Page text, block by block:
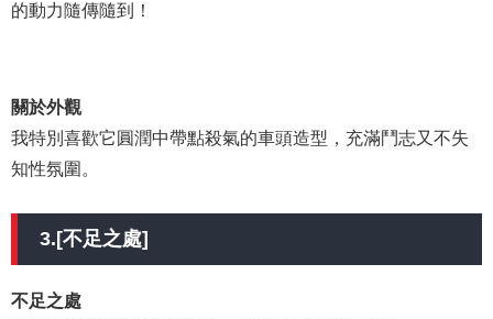
的動力隨傳隨到！
關於外觀
我特別喜歡它圓潤中帶點殺氣的車頭造型，充滿鬥志又不失
知性氛圍。
3.[不足之處]
不足之處